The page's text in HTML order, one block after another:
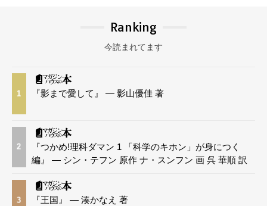
Ranking
今読まれてます
1 『影まで愛して』 — 影山優佳 著
2
『つかめ!理科ダマン 1 「科学のキホン」が身につく
編』 — シン・テフン 原作 ナ・スンフン 画 呉 華順 訳
3 『王国』 — 湊かなえ 著